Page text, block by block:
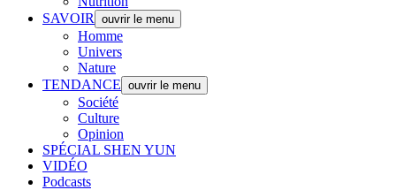
SAVOIR
ouvrir le menu
Homme
Univers
Nature
TENDANCE ouvrir le menu
Société
Culture
Opinion
SPÉCIAL SHEN YUN
VIDÉO
Podcasts